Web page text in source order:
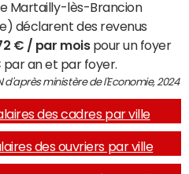
Martailly-lès-Brancion
déclarent des revenus
€ / par moispour un foyer
par an et par foyer.
d'après ministère de l'Economie, 2024
des cadres par ville
des ouvriers par ville